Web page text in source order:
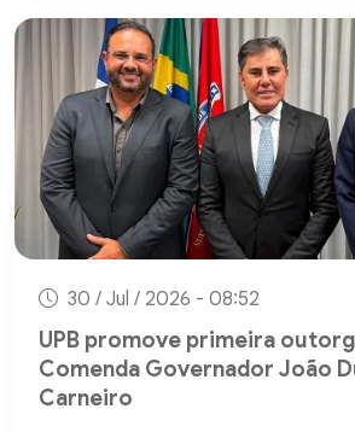
30 / Jul / 2026 - 08:52
UPB promove primeira
Comenda Governador João
Carneiro